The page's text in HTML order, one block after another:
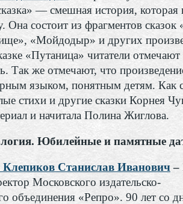
— смешная история, которая
Она состоит из фрагментов
«Мойдодыр» и других
«Путаница» читатели отмечают
Так же отмечают, что
языком, понятным детям. Как
стихи и другие сказки Корнея
и начитала Полина Жиглова.
Юбилейные и памятные
Клепиков Станислав Иванович–
Московского издательско-
объединения «Репро». 90 лет со